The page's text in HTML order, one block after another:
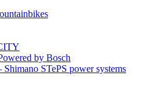
by Bosch
Shimano STePS power systems